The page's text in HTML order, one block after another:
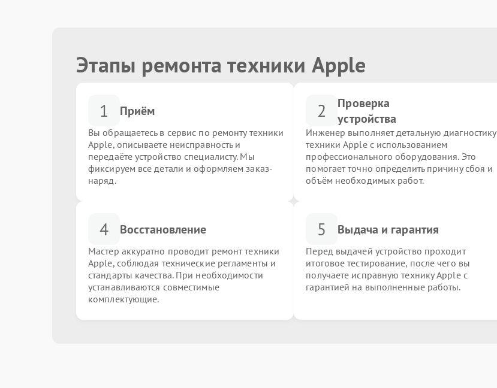
Этапы ремонта техники Apple
1 Приём
Вы обращаетесь в сервис по ремонту техники
Apple, описываете неисправность и
передаёте устройство специалисту. Мы
фиксируем все детали и оформляем заказ-
наряд.
2
Проверка
устройства
Инженер выполняет детальную диагностику
техники Apple с использованием
профессионального оборудования. Это
помогает точно определить причину сбоя и
объём необходимых работ.
4 Восстановление
Мастер аккуратно проводит ремонт техники
Apple, соблюдая технические регламенты и
стандарты качества. При необходимости
устанавливаются совместимые
комплектующие.
5 Выдача и гарантия
Перед выдачей устройство проходит
итоговое тестирование, после чего вы
получаете исправную технику Apple с
гарантией на выполненные работы.